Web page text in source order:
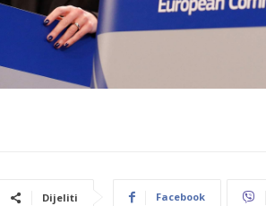
Dijeliti Facebook